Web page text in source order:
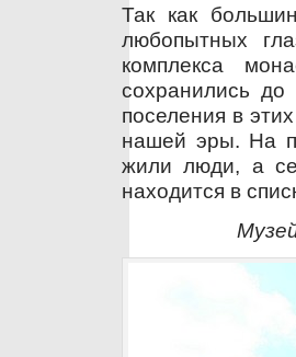
Так как
любопытных
комплекса
сохранились
поселения в
нашей эры. На
жили люди, а
находится в